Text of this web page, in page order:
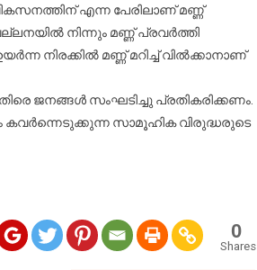
എന്ന പേരിലാണ് മണ്ണ്
നിന്നും മണ്ണ് പ്രവർത്തി
നിരക്കിൽ മണ്ണ് മറിച്ച് വിൽക്കാനാണ്
ജനങ്ങൾ സംഘടിച്ചു പ്രതികരിക്കണം.
കവർന്നെടുക്കുന്ന സാമൂഹിക വിരുദ്ധരുടെ
0
Shares